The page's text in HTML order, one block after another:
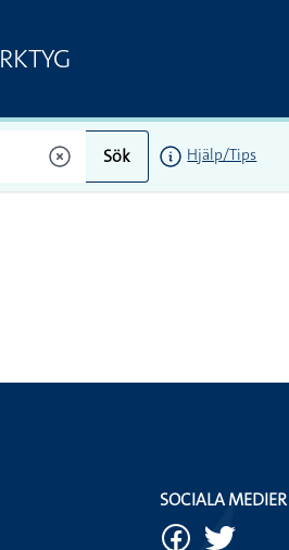
Sök Hjälp/Tips
SOCIALA MEDIER